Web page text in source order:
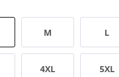
M L
4XL 5XL